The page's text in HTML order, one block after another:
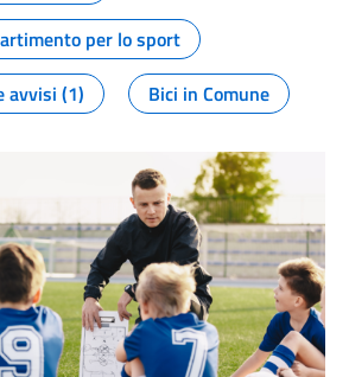
per lo sport
avvisi (1) Bici in Comune